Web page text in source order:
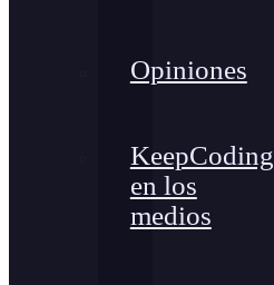
Opiniones
KeepCoding
en los
medios